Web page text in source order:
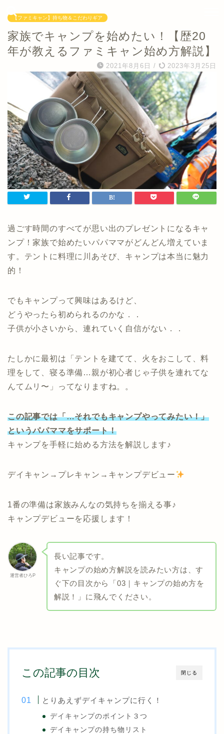
【ファミキャン】持ち物＆こだわりギア
家族でキャンプを始めたい！【歴20
年が教えるファミキャン始め方解説】
2021年8月6日 / 2023年3月25日
過ごす時間のすべてが思い出のプレゼントになるキャ
ンプ！家族で始めたいパパママがどんどん増えていま
す。テントに料理に川あそび、キャンプは本当に魅力
的！
でもキャンプって興味はあるけど、
どうやったら初められるのかな．．
子供が小さいから、連れていく自信がない．．
たしかに最初は「テントを建てて、火をおこして、料
理をして、寝る準備…親が初心者じゃ子供を連れてな
んてムリ〜」ってなりますね。。
この記事では「…それでもキャンプやってみたい！」
というパパママをサポート！
キャンプを手軽に始める方法を解説します♪
デイキャン→プレキャン→キャンプデビュー
1番の準備は家族みんなの気持ちを揃える事♪
キャンプデビューを応援します！
運営者ひろP
長い記事です。
キャンプの始め方解説を読みたい方は、す
ぐ下の目次から「03｜キャンプの始め方を
解説！」に飛んでください。
閉じる
この記事の目次
とりあえずデイキャンプに行く！
デイキャンプのポイント３つ
デイキャンプの持ち物リスト